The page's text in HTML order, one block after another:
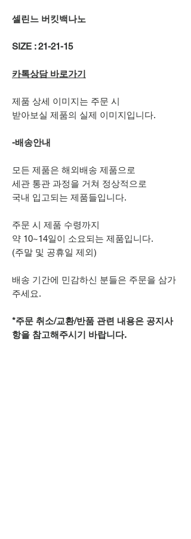
셀린느 버킷백나노
SIZE : 21-21-15
카톡상담 바로가기
제품 상세 이미지는 주문 시
받아보실 제품의 실제 이미지입니다.
-배송안내
모든 제품은 해외배송 제품으로
세관 통관 과정을 거쳐 정상적으로
국내 입고되는 제품들입니다.
주문 시 제품 수령까지
약 10~14일이 소요되는 제품입니다.
(주말 및 공휴일 제외)
배송 기간에 민감하신 분들은 주문을 삼가
주세요.
*주문 취소/교환/반품 관련 내용은 공지사
항을 참고해주시기 바랍니다.